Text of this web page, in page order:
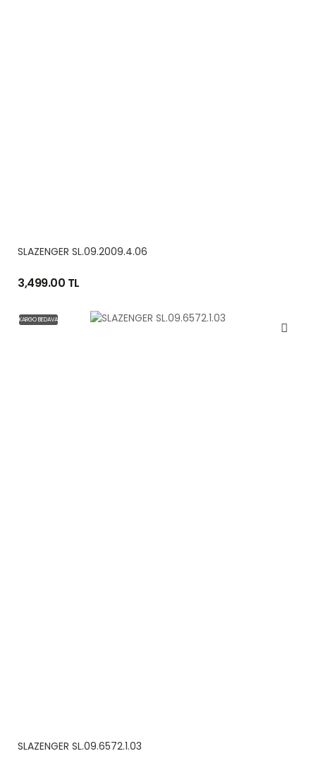
SLAZENGER SL.09.2009.4.06
3,499.00 TL
KARGO BEDAVA
SLAZENGER SL.09.6572.1.03